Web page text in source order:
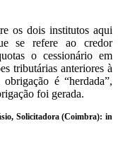
os dois institutos aqui
se refere ao credor
o cessionário em
tributárias anteriores à
é “herdada”,
foi gerada.
Solicitadora (Coimbra): in